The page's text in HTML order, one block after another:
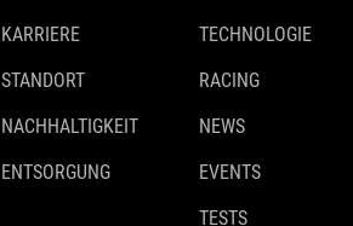
KARRIERE
STANDORT
NACHHALTIGKEIT
ENTSORGUNG
TECHNOLOGIE
RACING
NEWS
EVENTS
TESTS